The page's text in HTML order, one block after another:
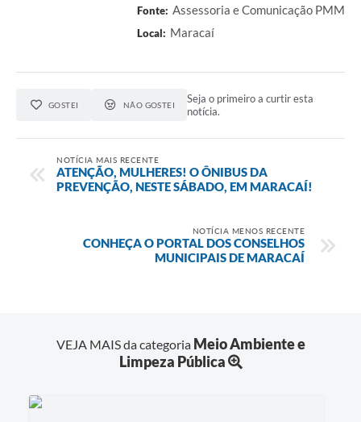
Fonte: Assessoria e Comunicação PMM
Local: Maracaí
GOSTEI NÃO GOSTEI
Seja o primeiro a curtir esta
notícia.
NOTÍCIA MAIS RECENTE
ATENÇÃO, MULHERES! O ÔNIBUS DA
PREVENÇÃO, NESTE SÁBADO, EM MARACAÍ!
NOTÍCIA MENOS RECENTE
CONHEÇA O PORTAL DOS CONSELHOS
MUNICIPAIS DE MARACAÍ
VEJA MAIS da categoria Meio Ambiente e
Limpeza Pública